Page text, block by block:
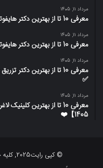
مرداد 11, 1405
معرفی 10 تا از بهترین دکتر هایفوتراپی در مارلیک ⭐【سال 1405】✅
مرداد 11, 1405
معرفی 10 تا از بهترین دکتر هایفوتراپی در شهر قدس ⚡️【سال1405】✅
مرداد 11, 1405
✅
مرداد 11, 1405
معرفی 10 تا از بهترین
1405】❤️
© کپی رایت2025, کلیه حقوق برای پزشکا محفوظ است